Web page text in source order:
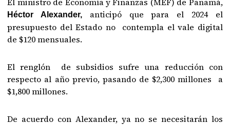
Héctor Alexander,
anticipó que para el 2024 el
presupuesto del Estado no contempla el vale digital
de $120 mensuales.
El renglón de subsidios sufre una reducción con
respecto al año previo, pasando de $2,300 millones a
$1,800 millones.
De acuerdo con Alexander, ya no se necesitarán los